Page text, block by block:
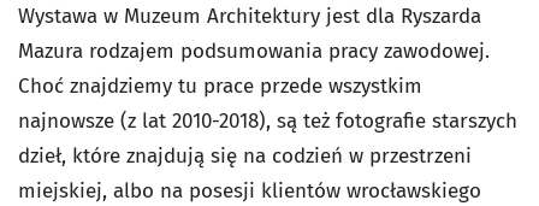
Wystawa w Muzeum Architektury jest dla Ryszarda
Mazura rodzajem podsumowania pracy zawodowej.
Choć znajdziemy tu prace przede wszystkim
najnowsze (z lat 2010-2018), są też fotografie starszych
dzieł, które znajdują się na codzień w przestrzeni
miejskiej, albo na posesji klientów wrocławskiego